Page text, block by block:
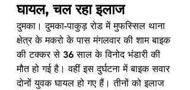
घायल, चल रहा इलाज
दुमका। दुमका-पाकुड़ रोड में मुफस्सिल थाना
क्षेत्र के मकरो के पास मंगलवार की शाम बाइक
की टक्कर से 36 साल के विनोद भंडारी की
मौत हो गई है। वहीं इस दुर्घटना में बाइक सवार
दोनों युवक घायल हो गए हैं। तीनों को इलाज